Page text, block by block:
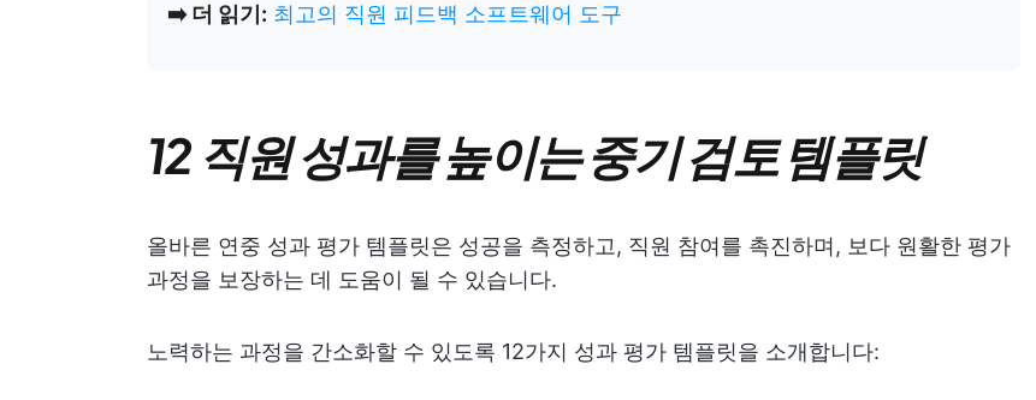
➡️ 더 읽기: 최고의 직원 피드백 소프트웨어 도구
12 직원 성과를 높이는 중기 검토 템플릿
올바른 연중 성과 평가 템플릿은 성공을 측정하고, 직원 참여를 촉진하며, 보다 원활한 평가
과정을 보장하는 데 도움이 될 수 있습니다.
노력하는 과정을 간소화할 수 있도록 12가지 성과 평가 템플릿을 소개합니다: